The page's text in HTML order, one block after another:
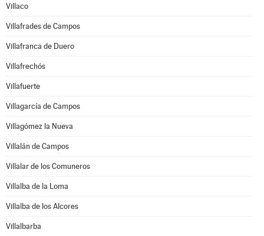
Villaco
Villafrades de Campos
Villafranca de Duero
Villafrechós
Villafuerte
Villagarcía de Campos
Villagómez la Nueva
Villalán de Campos
Villalar de los Comuneros
Villalba de la Loma
Villalba de los Alcores
Villalbarba